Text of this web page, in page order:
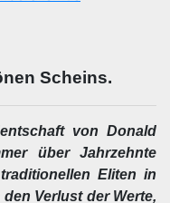
Scheins.
von Donald
über Jahrzehnte
Eliten in
Verlust der Werte,